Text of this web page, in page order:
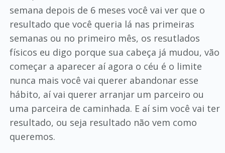
semana depois de 6 meses você vai ver que o
resultado que você queria lá nas primeiras
semanas ou no primeiro mês, os resutlados
físicos eu digo porque sua cabeça já mudou, vão
começar a aparecer aí agora o céu é o limite
nunca mais você vai querer abandonar esse
hábito, aí vai querer arranjar um parceiro ou
uma parceira de caminhada. E aí sim você vai ter
resultado, ou seja resultado não vem como
queremos.